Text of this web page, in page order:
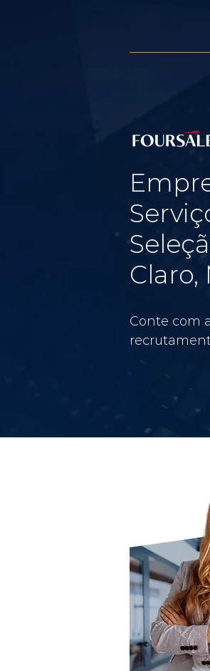
Claro,
Conte com